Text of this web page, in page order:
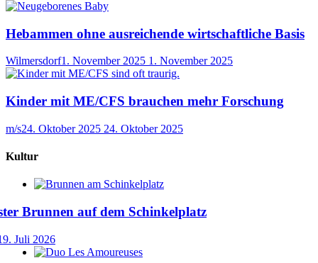
Hebammen ohne ausreichende wirtschaftliche Basis
Wilmersdorf1. November 2025 1. November 2025
Kinder mit ME/CFS brauchen mehr Forschung
m/s24. Oktober 2025 24. Oktober 2025
Kultur
Brunnen auf dem Schinkelplatz
Juli 2026